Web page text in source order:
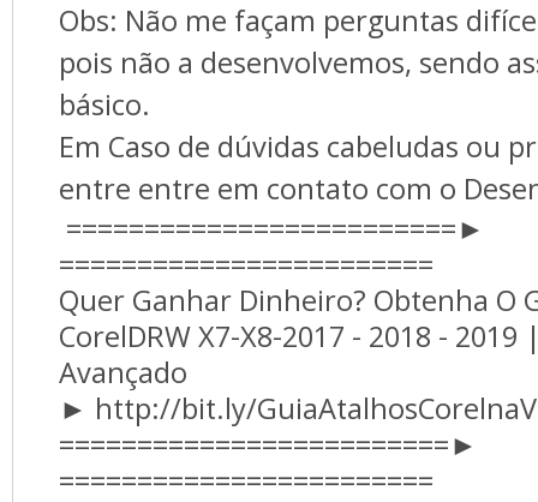
Obs: Não me façam perguntas
pois não a desenvolvemos, sendo
básico.
Em Caso de dúvidas cabeludas ou
entre entre em contato com o
=========================►
========================
Quer Ganhar Dinheiro? Obtenha O
CorelDRW X7-X8-2017 - 2018 -
Avançado
► http://bit.ly/
=========================►
========================